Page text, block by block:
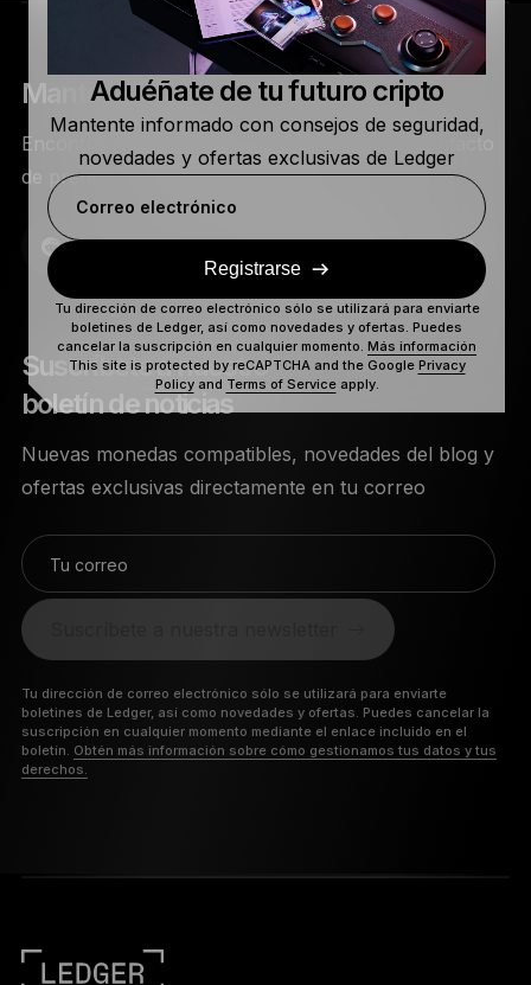
Mantente al día
Encontrarás los anuncios en nuestro blog. Contacto
de prensa: media@ledger.com
Suscríbete a nuestro
boletín de noticias
Nuevas monedas compatibles, novedades del blog y
ofertas exclusivas directamente en tu correo
Tu correo
Tu dirección de correo electrónico sólo se utilizará para enviarte
boletines de Ledger, así como novedades y ofertas. Puedes cancelar la
suscripción en cualquier momento mediante el enlace incluido en el
boletín. Obtén más información sobre cómo gestionamos tus datos y tus
derechos.
Aduéñate de tu futuro cripto
Mantente informado con consejos de seguridad,
novedades y ofertas exclusivas de Ledger
Correo electrónico
Registrarse
Tu dirección de correo electrónico sólo se utilizará para enviarte
boletines de Ledger, así como novedades y ofertas. Puedes
cancelar la suscripción en cualquier momento. Más información
This site is protected by reCAPTCHA and the Google Privacy
Policyand Terms of Serviceapply.